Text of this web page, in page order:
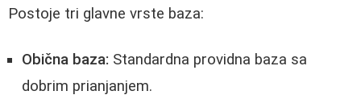
Postoje tri glavne vrste baza:
Obična baza: Standardna providna baza sa
dobrim prianjanjem.